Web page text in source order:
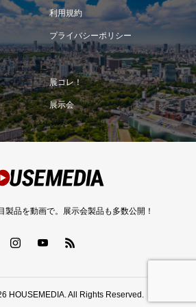
利用規約
プライバシーポリシー
展コレ！
展示会
製品を動画で。展示会製品も多数公開！
HOUSEMEDIA. All Rights Reserved.